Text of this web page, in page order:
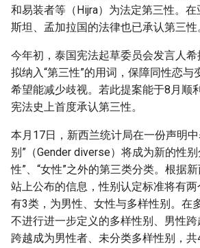
和易装者等（Hijra）为法定第三性。
斯坦、孟加拉国的法律也已承认第三性
今年初，泰国宪法起草委员会发言人
拟纳入“第三性”的用词，保障同性恋与
希望能减少歧视。若此提案能于8月顺
宪法史上首度承认第三性。
本月17日，新西兰统计局在一份声明中
别”（Gender diverse）将成为新的性
性”、“女性”之外的第三类分类。根据
站上公布的信息，性别认定标准将有
有3类，为男性、女性与多样性别。在
不进行进一步定义的多样性别、男性
跨越成为男性者、未分类多样性别，共